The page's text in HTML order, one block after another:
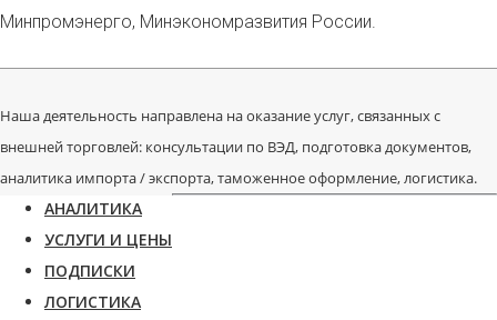
Минпромэнерго, Минэкономразвития России.
Наша деятельность направлена на оказание услуг, связанных с
внешней торговлей: консультации по ВЭД, подготовка документов,
аналитика импорта / экспорта, таможенное оформление, логистика.
АНАЛИТИКА
УСЛУГИ И ЦЕНЫ
ПОДПИСКИ
ЛОГИСТИКА